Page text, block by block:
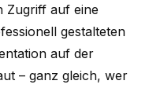
Zugriff auf eine
gestalteten
auf der
– ganz gleich, wer